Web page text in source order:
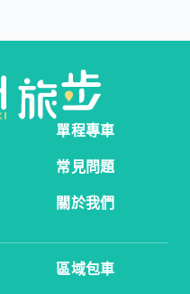
單程專車
常見問題
關於我們
區域包車